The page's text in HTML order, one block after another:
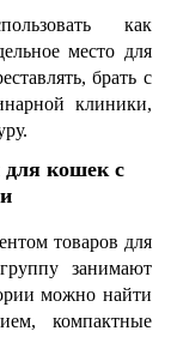
как
место для
брать с
клиники,
кошек с
товаров для
занимают
можно найти
компактные